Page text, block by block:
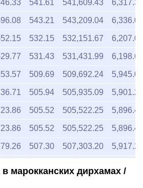
541.61 541,609.43 6,317.37
543.21 543,209.04 6,336.03
532.15 532,151.67 6,207.06
531.43 531,431.99 6,198.66
509.69 509,692.24 5,945.09
505.94 505,935.09 5,901.26
505.52 505,522.25 5,896.45
505.52 505,522.25 5,896.45
507.30 507,303.20 5,917.22
марокканских дирхамах /